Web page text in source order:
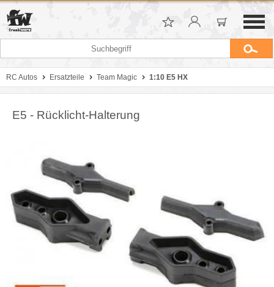
RC Autos Ersatzteile Team Magic 1:10 E5 HX
E5 - Rücklicht-Halterung